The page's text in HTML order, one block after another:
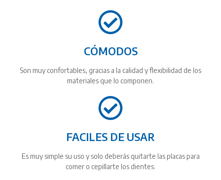
CÓMODOS
Son muy confortables, gracias a la calidad y flexibilidad de los
materiales que lo componen.
FACILES DE USAR
Es muy simple su uso y solo deberás quitarte las placas para
comer o cepillarte los dientes.